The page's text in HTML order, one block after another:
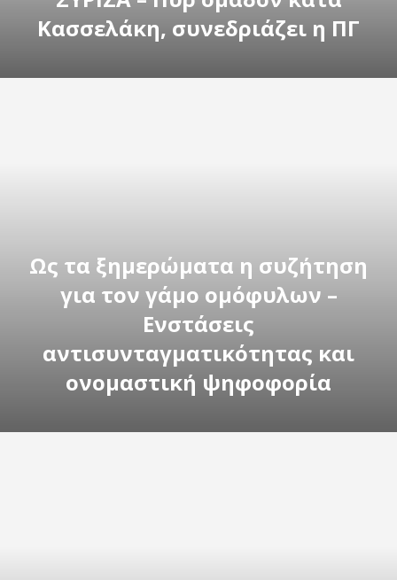
Κασσελάκη, συνεδριάζει η ΠΓ
Ως τα ξημερώματα η συζήτηση
για τον γάμο ομόφυλων –
Ενστάσεις
αντισυνταγματικότητας και
ονομαστική ψηφοφορία